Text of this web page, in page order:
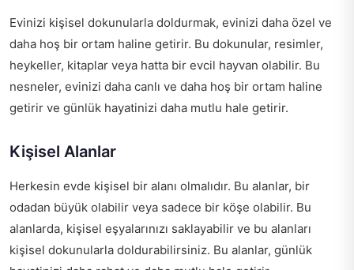
Evinizi kişisel dokunularla doldurmak, evinizi daha özel ve
daha hoş bir ortam haline getirir. Bu dokunular, resimler,
heykeller, kitaplar veya hatta bir evcil hayvan olabilir. Bu
nesneler, evinizi daha canlı ve daha hoş bir ortam haline
getirir ve günlük hayatinizi daha mutlu hale getirir.
Kişisel Alanlar
Herkesin evde kişisel bir alanı olmalıdır. Bu alanlar, bir
odadan büyük olabilir veya sadece bir köşe olabilir. Bu
alanlarda, kişisel eşyalarınızı saklayabilir ve bu alanları
kişisel dokunularla doldurabilirsiniz. Bu alanlar, günlük